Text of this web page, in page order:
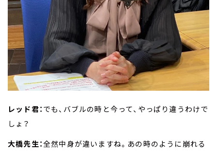
レッド君：でも、バブルの時と今って、やっぱり違うわけで
しょ？
大橋先生：全然中身が違いますね。あの時のように崩れる